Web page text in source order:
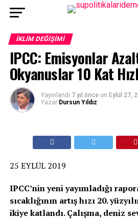
İKLIM DEĞIŞIMI
IPCC: Emisyonlar
Okyanuslar 10 Kat
Yayınlandı 7 yıl önce on Eylül 27,
Yazar Dursun Yıldız
25 EYLÜL 2019
IPCC’nin yeni yayımladığı
sıcaklığının artış hızı 20.
ikiye katlandı.Çalışma, deniz